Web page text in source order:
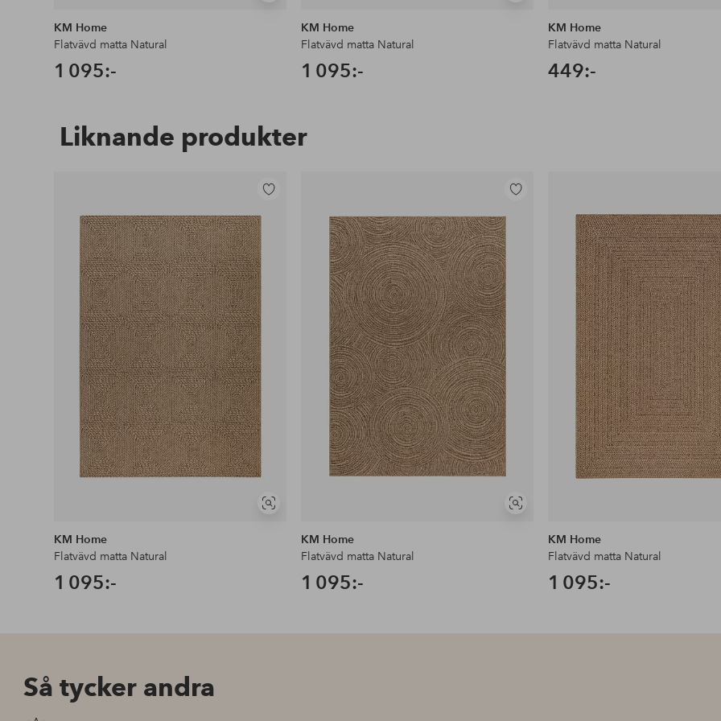
KM Home
Flatvävd matta Natural
1 095:-
KM Home
Flatvävd matta Natural
1 095:-
KM Home
Flatvävd matta Natural
449:-
Liknande produkter
Visa
till
i
favoriter
KM Home
Flatvävd matta Natural
1 095:-
Visa
till
i
favoriter
KM Home
Flatvävd matta Natural
1 095:-
KM Home
Flatvävd matta Natural
1 095:-
Så tycker andra